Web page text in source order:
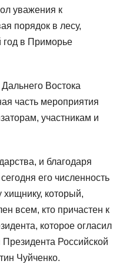
уважения к
порядок в лесу,
год в Приморье
Востока
часть мероприятия
участникам и
и благодаря
его численность
который,
всем, кто причастен к
которое огласил
Российской
Чуйченко.